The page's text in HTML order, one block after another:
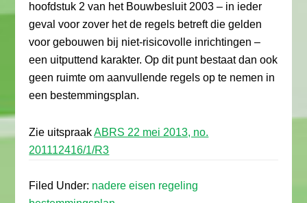
hoofdstuk 2 van het Bouwbesluit 2003 – in ieder
geval voor zover het de regels betreft die gelden
voor gebouwen bij niet-risicovolle inrichtingen –
een uitputtend karakter. Op dit punt bestaat dan ook
geen ruimte om aanvullende regels op te nemen in
een bestemmingsplan.
Zie uitspraakABRS 22 mei 2013, no.
201112416/1/R3
Filed Under: nadere eisen regeling